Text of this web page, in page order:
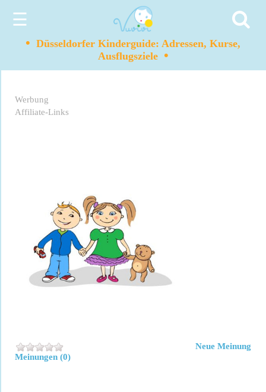
☰
• Düsseldorfer Kinderguide: Adressen, Kurse,
Ausflugsziele •
Werbung
Affiliate-Links
Meinungen (0)
Neue Meinung